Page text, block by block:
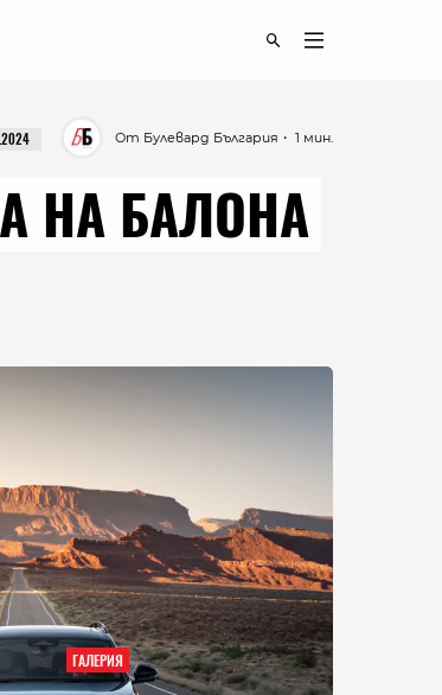
・ 1 мин.
От Булевард България
НА БАЛОНА
ГАЛЕРИЯ